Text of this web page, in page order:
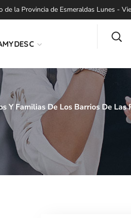
la Provincia de Esmeraldas Lunes -
Y Familias De Los Barrios De Las